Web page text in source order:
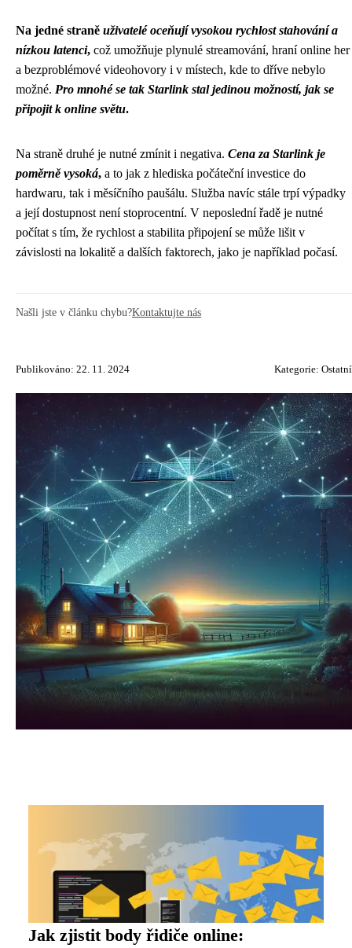
Na jedné straně uživatelé oceňují vysokou rychlost stahování a
nízkou latenci, což umožňuje plynulé streamování, hraní online her
a bezproblémové videohovory i v místech, kde to dříve nebylo
možné. Pro mnohé se tak Starlink stal jedinou možností, jak se
připojit k online světu.
Na straně druhé je nutné zmínit i negativa. Cena za Starlink je
poměrně vysoká, a to jak z hlediska počáteční investice do
hardwaru, tak i měsíčního paušálu. Služba navíc stále trpí výpadky
a její dostupnost není stoprocentní. V neposlední řadě je nutné
počítat s tím, že rychlost a stabilita připojení se může lišit v
závislosti na lokalitě a dalších faktorech, jako je například počasí.
Našli jste v článku chybu?Kontaktujte nás
Publikováno: 22. 11. 2024 Kategorie: Ostatní
Jak zjistit body řidiče online: